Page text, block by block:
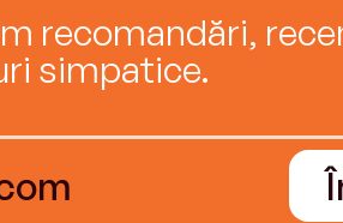
recomandări,
simpatice.